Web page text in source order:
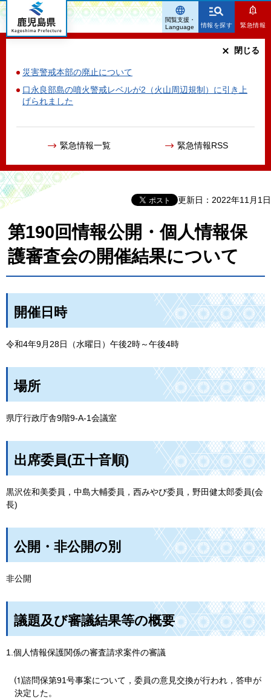
鹿児島県
情報を探す 緊急情報
災害警戒本部の廃止について
口永良部島の噴火警戒レベルが2（火山周辺規制）に引き上
げられました
緊急情報一覧 緊急情報RSS
閉じる
閲覧支援・
Language
更新日：2022年11月1日
第190回情報公開・個人情報保
護審査会の開催結果について
開催日時
令和4年9月28日（水曜日）午後2時～午後4時
場所
県庁行政庁舎9階9-A-1会議室
出席委員(五十音順)
黒沢佐和美委員，中島大輔委員，西みやび委員，野田健太郎委員(会
長)
公開・非公開の別
非公開
議題及び審議結果等の概要
1.個人情報保護関係の審査請求案件の審議
⑴諮問保第91号事案について，委員の意見交換が行われ，答申が
決定した。